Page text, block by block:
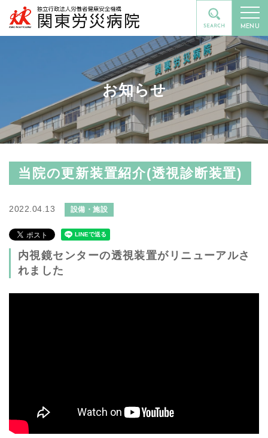
MENU
お知らせ
当院の更新装置紹介(透視診断装置)
2022.04.13 設備・施設
内視鏡センターの透視装置がリニューアルさ
れました